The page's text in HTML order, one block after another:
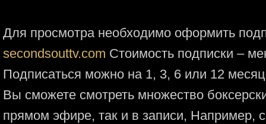
Для просмотра необходимо оформить
secondsouttv.com Стоимость подписки –
Подписаться можно на 1, 3, 6 или 12
Вы сможете смотреть множество
прямом эфире, так и в записи, Например,